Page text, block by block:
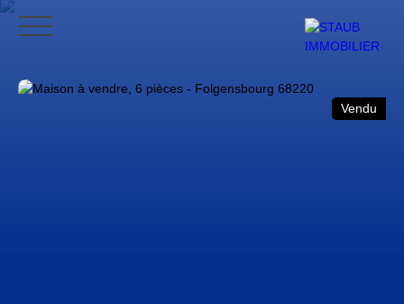
ACCUEIL ACHETER VENDRE NOS AVIS CONTACT
Vendu